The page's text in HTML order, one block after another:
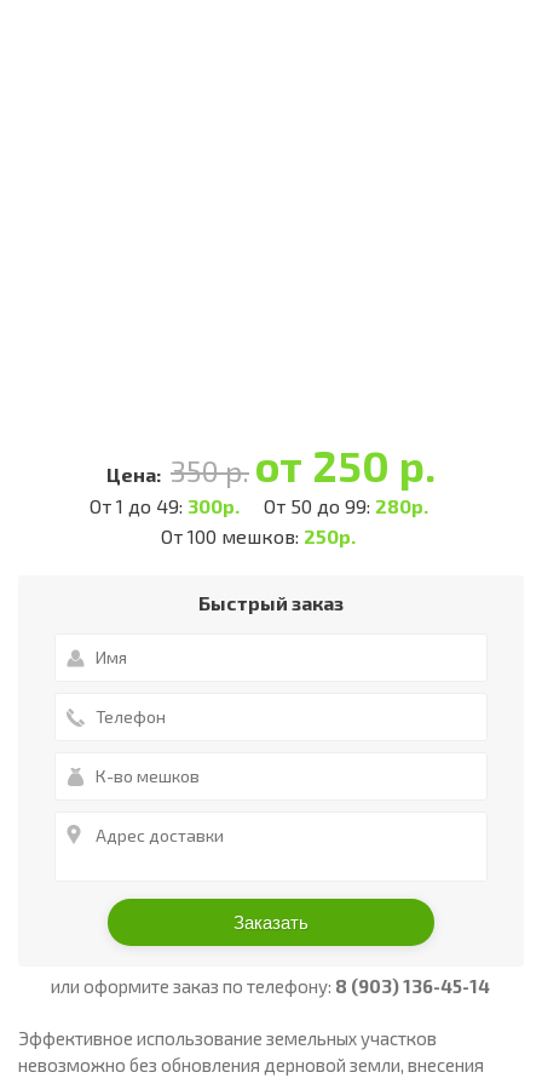
Цена: 350 р. от 250 р.
От 1 до 49: 300р. От 50 до 99: 280р.
От 100 мешков: 250р.
Быстрый заказ
или оформите заказ по телефону: 8 (903) 136-45-14
Эффективное использование земельных участков
невозможно без обновления дерновой земли, внесения